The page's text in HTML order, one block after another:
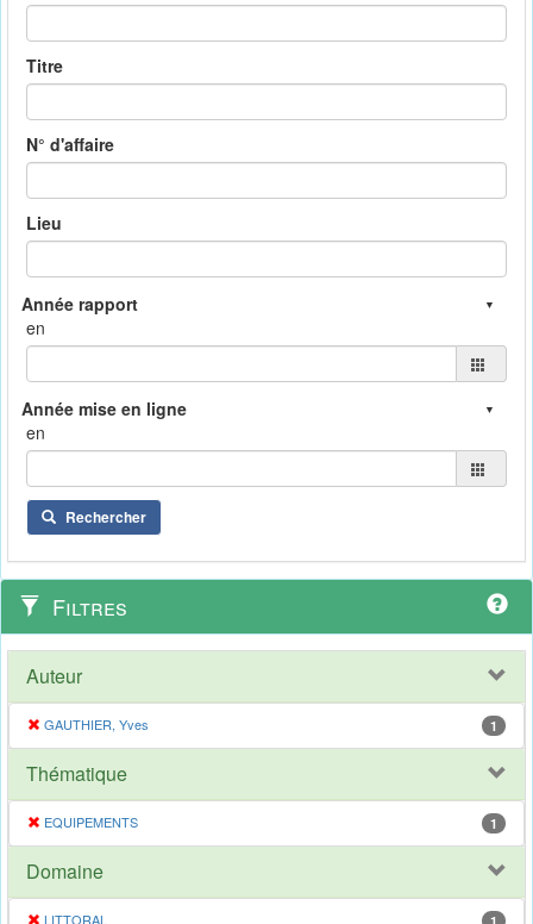
Titre
N° d'affaire
Lieu
en
en
Rechercher
Filtres
Auteur
GAUTHIER, Yves 1
Thématique
EQUIPEMENTS 1
Domaine
LITTORAL